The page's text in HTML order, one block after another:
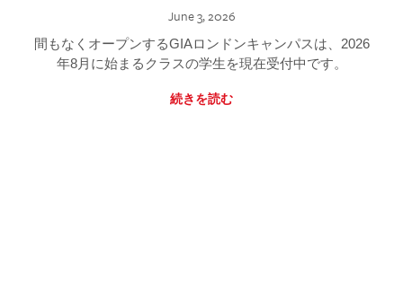
June 3, 2026
間もなくオープンするGIAロンドンキャンパスは、2026
年8月に始まるクラスの学生を現在受付中です。
続きを読む